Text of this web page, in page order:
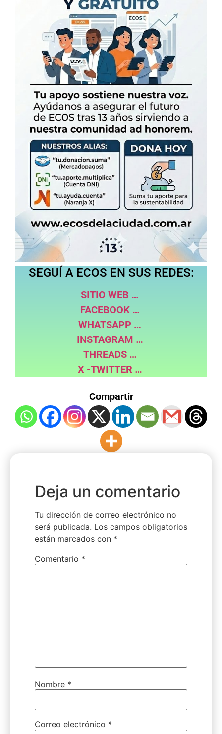
SEGUÍ A ECOS EN SUS REDES:
SITIO WEB …
FACEBOOK …
WHATSAPP …
INSTAGRAM …
THREADS …
X -TWITTER …
Compartir
Deja un comentario
Tu dirección de correo electrónico no
será publicada. Los campos obligatorios
están marcados con *
Comentario *
Nombre *
Correo electrónico *